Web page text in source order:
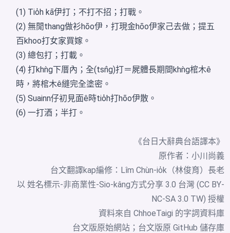
(1) Tio̍h kā伊打；不打不招；打戰。
(2) 無閒thang做衫hōo伊，打現金hōo伊家己去做；提五
百khoo打女家買嫁。
(3) 總包打；打載。
(4) 打khǹg下厝內；全(tsn̂g)打＝屍體長期間khǹg棺木ê
時，將棺木ê縫完全塗密。
(5) Suainn仔初見面ê時tio̍h打hōo伊散。
(6) 一打酒；半打。
《台日大辭典台語譯本》
原作者：小川尚義
台文翻譯kap編修：Lîm Chùn-io̍k（林俊育）長老
以 姓名標示-非商業性-Sio-kâng方式分享 3.0 台灣 (CC BY-
NC-SA 3.0 TW) 授權
資料來自 ChhoeTaigi 的字詞資料庫
台文版原始網站； 台文版原 GitHub 儲存庫